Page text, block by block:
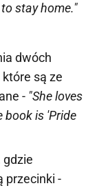
stay home."
dwóch
są ze
- "She loves
book is 'Pride
gdzie
przecinki -